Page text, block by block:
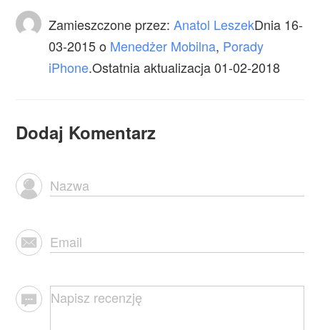
Zamieszczone przez: Anatol LeszekDnia 16-
03-2015 o Menedżer Mobilna, Porady
iPhone.Ostatnia aktualizacja 01-02-2018
Dodaj Komentarz